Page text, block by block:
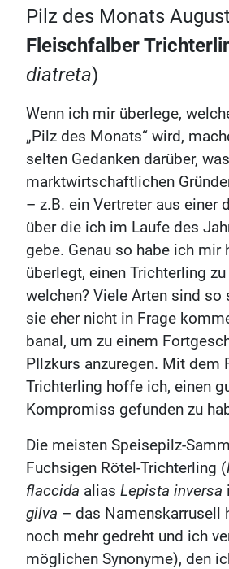
Pilz des Monats
Fleischfalber
diatreta)
Wenn ich mir überlege,
„Pilz des Monats“ wird,
selten Gedanken darüber,
marktwirtschaftlichen
– z.B. ein Vertreter aus einer
über die ich im Laufe des
gebe. Genau so habe ich mir
überlegt, einen Trichterling
welchen? Viele Arten sind so
sie eher nicht in Frage
banal, um zu einem
PIlzkurs anzuregen. Mit dem
Trichterling hoffe ich, einen
Kompromiss gefunden zu
Die meisten Speisepilz-
Fuchsigen Rötel-Trichterling (
flaccida alias Lepista inversa
gilva – das Namenskarrusell
noch mehr gedreht und ich
möglichen Synonyme), den